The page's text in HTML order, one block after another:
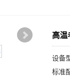
高温
设备
标准